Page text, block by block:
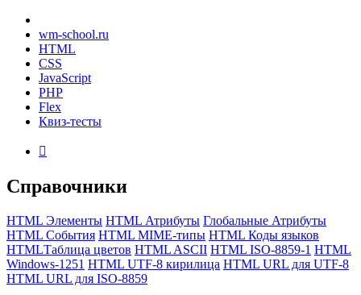
wm-school.ru
HTML
CSS
JavaScript
PHP
Flex
Квиз-тесты

Справочники
HTML Элементы HTML Атрибуты Глобальные Атрибуты
HTML События HTML MIME-типы HTML Коды языков
HTMLТаблица цветов HTML ASCII HTML ISO-8859-1 HTML
Windows-1251 HTML UTF-8 кирилица HTML URL для UTF-8
HTML URL для ISO-8859